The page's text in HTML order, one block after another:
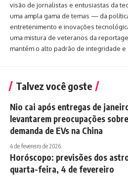
visão de jornalistas e entusiastas da
uma ampla gama de temas — da
entretenimento e inovações
uma mistura de veteranos da
mantém o alto padrão de integridade
Talvez você goste
Nio cai após entregas de
levantarem preocupações sobre
demanda de EVs na China
4 de fevereiro de 2026
Horóscopo: previsões dos
quarta-feira, 4 de fevereiro